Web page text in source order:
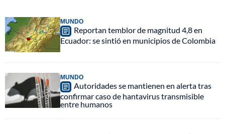
MUNDO
Reportan temblor de magnitud 4,8 en
Ecuador: se sintió en municipios de Colombia
MUNDO
Autoridades se mantienen en alerta tras
confirmar caso de hantavirus transmisible
entre humanos